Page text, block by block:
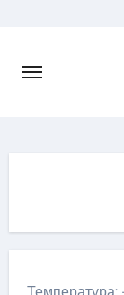
содержимому